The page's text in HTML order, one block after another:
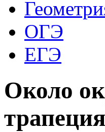
ОГЭ
ЕГЭ
Около